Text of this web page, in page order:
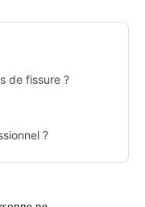
de fissure ?
?